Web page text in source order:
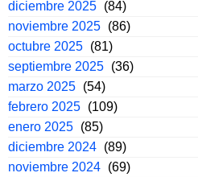
diciembre 2025 (84)
noviembre 2025 (86)
octubre 2025 (81)
septiembre 2025 (36)
marzo 2025 (54)
febrero 2025 (109)
enero 2025 (85)
diciembre 2024 (89)
noviembre 2024 (69)